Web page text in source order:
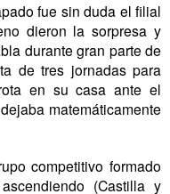
fue sin duda el filial
dieron la sorpresa y
durante gran parte de
de tres jornadas para
en su casa ante el
matemáticamente
competitivo formado
(Castilla y